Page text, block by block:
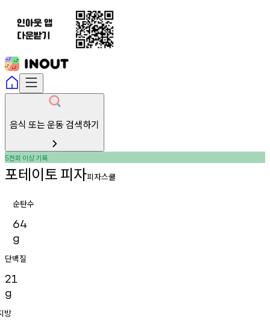
음식 또는 운동 검색하기
5천회 이상기록
포테이토피자피자스쿨
순탄수
64
g
단백질
21
g
방